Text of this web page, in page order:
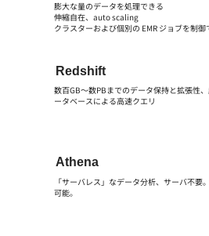
膨大な量のデータを処理できる​
伸縮自在、auto scaling​
クラスターおよび個別の EMR ジョブを制御
数百GB～数PBまでのデータ保持と拡張性
ータベースによる高速クエリ
Redshift
「サーバレス」なデータ分析、サーバ不要
可能。
Athena